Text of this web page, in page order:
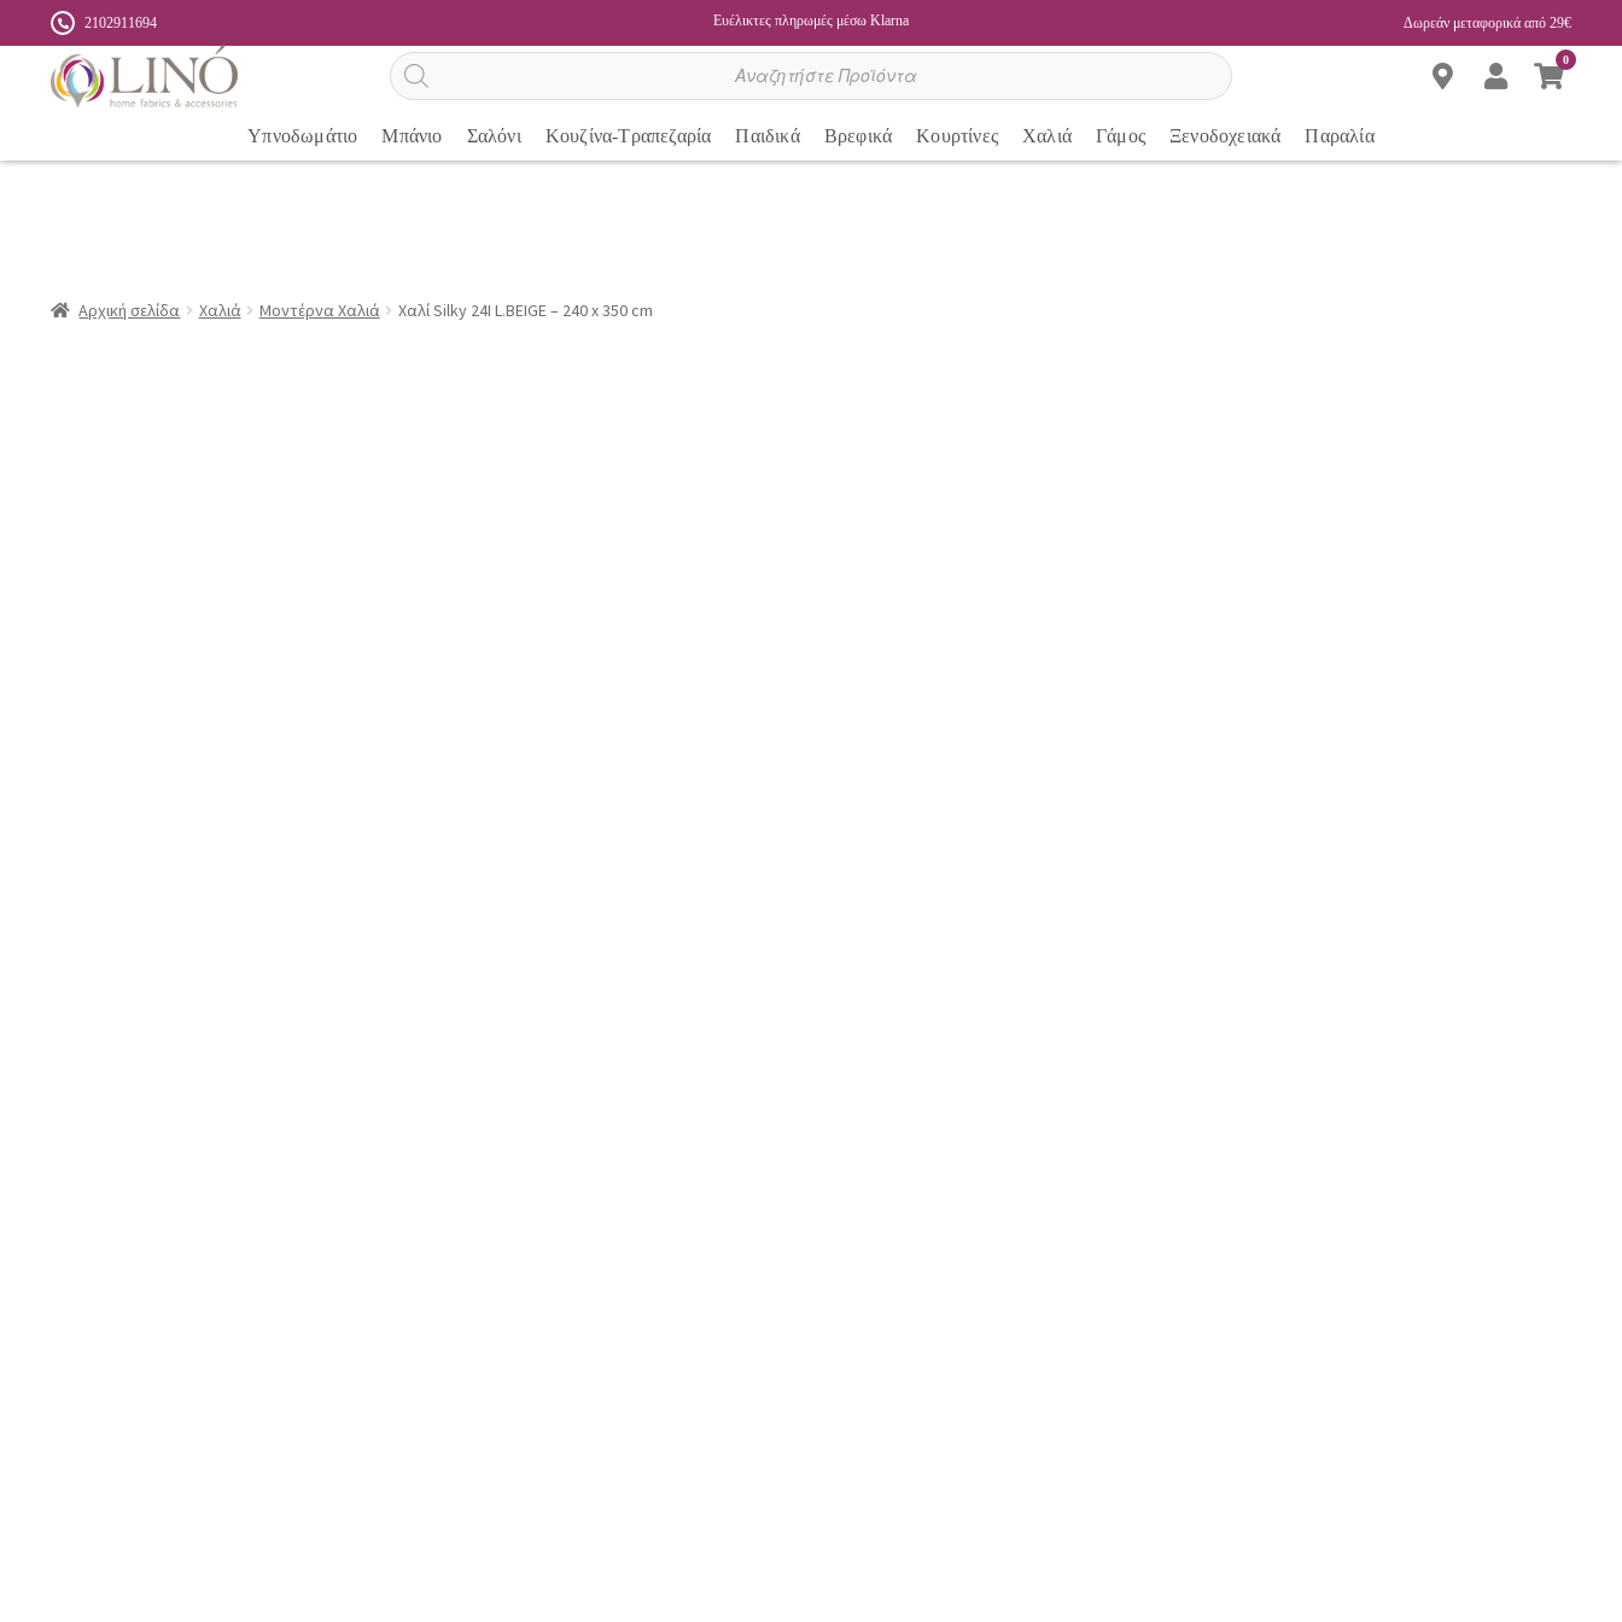
2102911694 Ευέλικτες πληρωμές μέσω Klarna Δωρεάν μεταφορικά από 29€
Αναζήτηση
προϊόντων
0
Υπνοδωμάτιο Μπάνιο Σαλόνι Κουζίνα-Τραπεζαρία Παιδικά Βρεφικά Κουρτίνες Χαλιά Γάμος Ξενοδοχειακά Παραλία
Αρχική σελίδα Χαλιά Μοντέρνα Χαλιά Χαλί Silky 24I L.BEIGE – 240 x 350 cm